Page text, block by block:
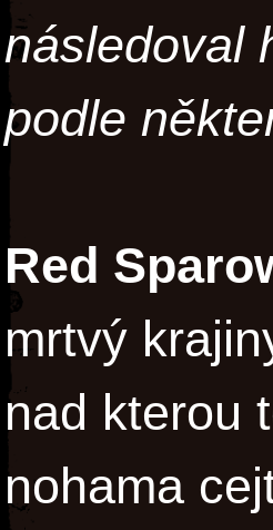
následoval
podle
Red
mrtvý
nad kterou
nohama